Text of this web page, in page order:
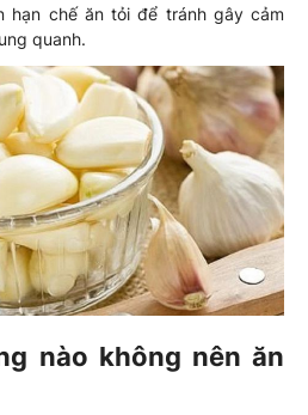
hạn chế ăn tỏi để tránh gây cảm
quanh.
nào không nên ăn